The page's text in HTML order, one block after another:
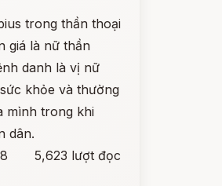
trong thần thoại
giá là nữ thần
danh là vị nữ
khỏe và thường
mình trong khi
dân.
5,623 lượt đọc